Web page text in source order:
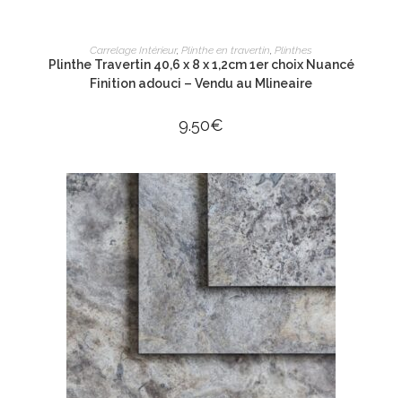
LIRE LA SUITE
Carrelage Intérieur, Plinthe en travertin Plinthes
Plinthe Travertin 40,6 x 8 x 1,2cm 1er choix Nuancé
Finition adouci – Vendu au Mlineaire
9.50€